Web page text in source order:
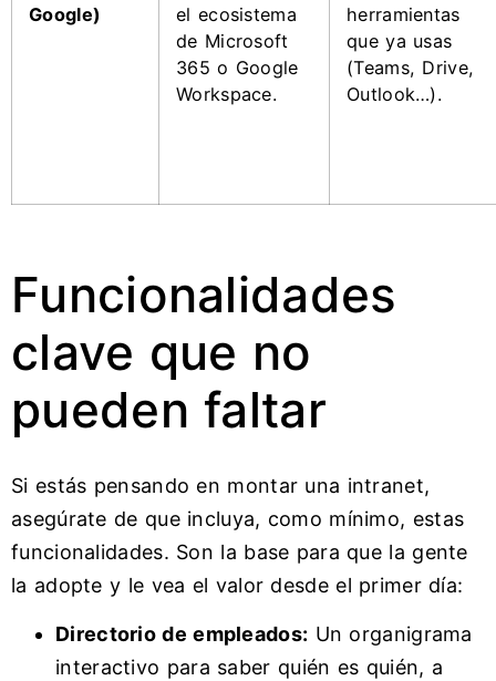
Google)
el ecosistema
de Microsoft
365 o Google
Workspace.
herramientas
que ya usas
(Teams, Drive,
Outlook…).
Funcionalidades
clave que no
pueden faltar
Si estás pensando en montar una intranet,
asegúrate de que incluya, como mínimo, estas
funcionalidades. Son la base para que la gente
la adopte y le vea el valor desde el primer día:
Directorio de empleados: Un organigrama
interactivo para saber quién es quién, a